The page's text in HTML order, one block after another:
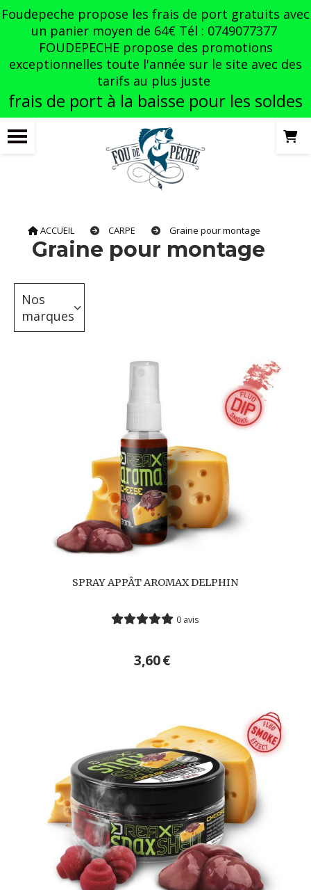
Foudepeche propose les frais de port gratuits avec
un panier moyen de 64€ Tél : 0749077377
FOUDEPECHE propose des promotions
exceptionnelles toute l'année sur le site avec des
tarifs au plus juste
frais de port à la baisse pour les soldes
ACCUEIL CARPE Graine pour montage
Graine pour montage
Nos
marques
SPRAY APPÂT AROMAX DELPHIN
0 avis
3,60€